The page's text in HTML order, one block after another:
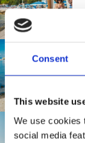
Consent
This website
We use cookies
social media